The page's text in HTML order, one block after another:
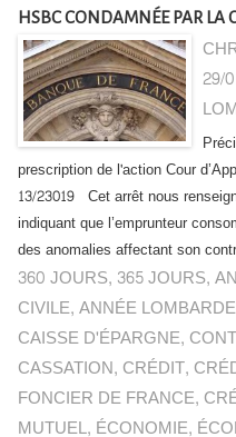
HSBC CONDAMNÉE PAR LA
29/
prescription de l'action Cour
13/23019 Cet arrêt nous
indiquant que l’emprunteur
des anomalies affectant son
360 JOURS, 365 JOURS,
CIVILE,ANNÉE LOMBARDE
CAISSE D'ÉPARGNE,
CASSATION, CRÉDIT,
FONCIER DE FRANCE,
MUTUEL, ÉCONOMIE,